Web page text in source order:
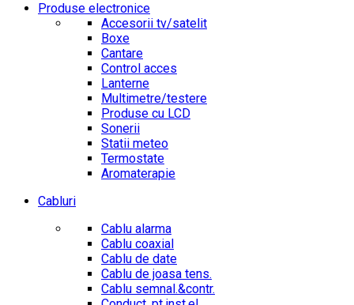
Produse electronice
Accesorii tv/satelit
Boxe
Cantare
Control acces
Lanterne
Multimetre/testere
Produse cu LCD
Sonerii
Statii meteo
Termostate
Aromaterapie
Cabluri
Cablu alarma
Cablu coaxial
Cablu de date
Cablu de joasa tens.
Cablu semnal.&contr.